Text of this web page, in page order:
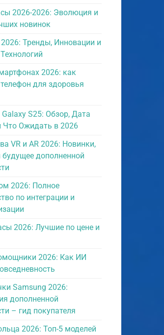
2026-2026: Эволюция и
новинок
Тренды, Инновации и
2026: как
для здоровья
S25: Обзор, Дата
Что Ожидать в 2026
VR и AR 2026: Новинки,
дополненной
2026: Полное
по интеграции и
2026: Лучшие по цене и
2026: Как ИИ
Samsung 2026:
дополненной
– гид покупателя
2026: Топ-5 моделей